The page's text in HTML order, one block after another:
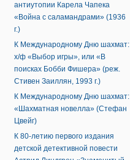
антиутопии Карела Чапека
«Война с саламандрами» (1936
г.)
К Международному Дню шахмат:
х/ф «Выбор игры», или «В
поисках Бобби Фишера» (реж.
Стивен Заиллян, 1993 г.)
К Международному Дню шахмат:
«Шахматная новелла» (Стефан
Цвейг)
К 80-летию первого издания
детской детективной повести